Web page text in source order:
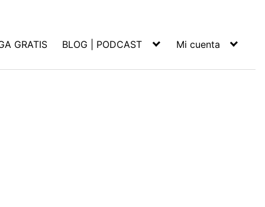
GRATIS BLOG | PODCAST Mi cuenta